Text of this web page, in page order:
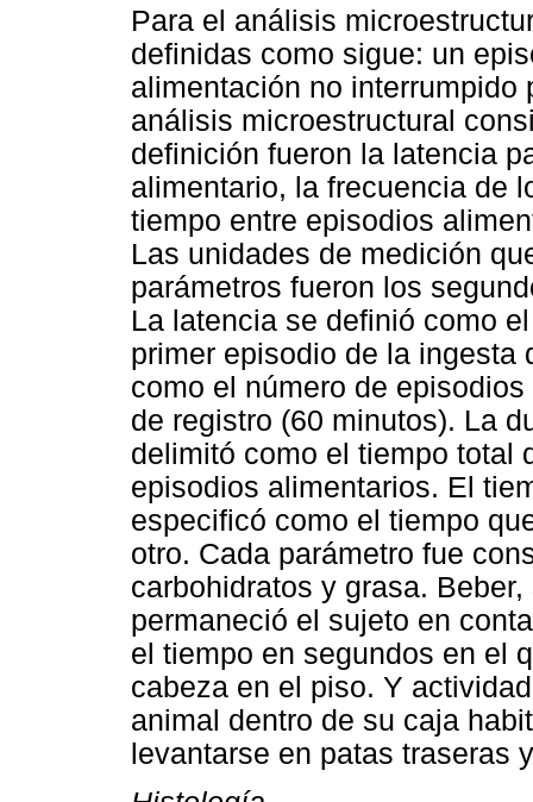
Para el análisis
definidas como sigue: un
alimentación no interrumpido
análisis microestructural
definición fueron la latencia
alimentario, la frecuencia de
tiempo entre episodios
Las unidades de medición
parámetros fueron los
La latencia se definió como
primer episodio de la ingesta
como el número de
de registro (60 minutos). La
delimitó como el tiempo total
episodios alimentarios. El
especificó como el tiempo
otro. Cada parámetro fue
carbohidratos y grasa.
permaneció el sujeto en
el tiempo en segundos en el
cabeza en el piso. Y
animal dentro de su caja
levantarse en patas traseras